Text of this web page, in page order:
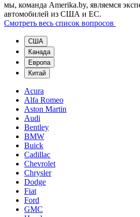
мы, команда Amerika.by, являемся
автомобилей из США и ЕС.
Смотреть весь список вопросов
США
Канада
Европа
Китай
Acura
Alfa Romeo
Aston Martin
Audi
Bentley
BMW
Buick
Cadillac
Chevrolet
Chrysler
Dodge
Fiat
Ford
GMC